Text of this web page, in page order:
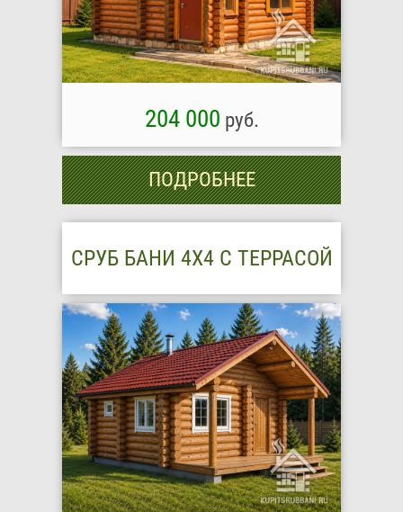
204 000 руб.
ПОДРОБНЕЕ
СРУБ БАНИ 4Х4 С ТЕРРАСОЙ